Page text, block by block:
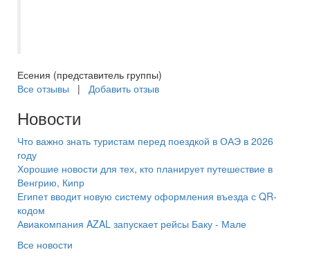
Есения (представитель группы)
Все отзывы | Добавить отзыв
Новости
Что важно знать туристам перед поездкой в ОАЭ в 2026
году
Хорошие новости для тех, кто планирует путешествие в
Венгрию, Кипр
Египет вводит новую систему оформления въезда с QR-
кодом
Авиакомпания AZAL запускает рейсы Баку - Мале
Все новости